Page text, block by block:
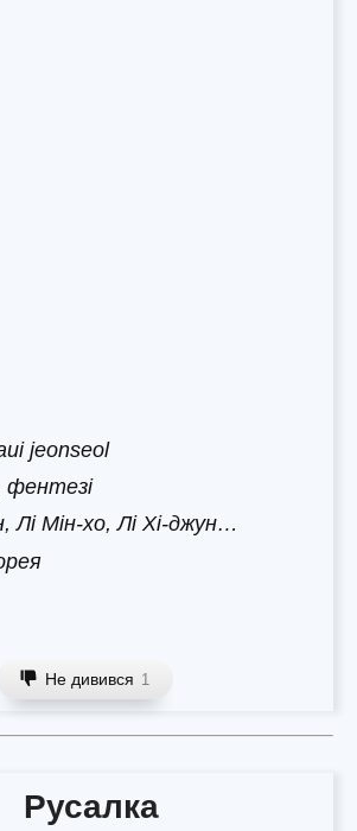
jeonseol
фентезі
Лі Мін-хо, Лі Хі-джун…
Не дивився 1
Русалка